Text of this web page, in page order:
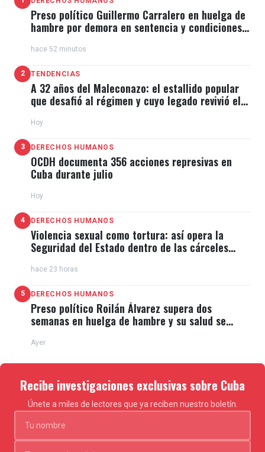
Preso político Guillermo Carralero en huelga de
hambre por demora en sentencia y condiciones
hace 52 minutos
2 TENDENCIAS
A 32 años del Maleconazo: el estallido popular
que desafió al régimen y cuyo legado revivió el
Hoy
3 DERECHOS HUMANOS
OCDH documenta 356 acciones represivas en
Cuba durante julio
Hoy
4 DERECHOS HUMANOS
Violencia sexual como tortura: así opera la
Seguridad del Estado dentro de las cárceles
hace 23 horas
5 DERECHOS HUMANOS
Preso político Roilán Álvarez supera dos
semanas en huelga de hambre y su salud se
Ayer
Recibe investigaciones exclusivas sobre Cuba
Únete a miles de lectores que ya reciben nuestro boletín.